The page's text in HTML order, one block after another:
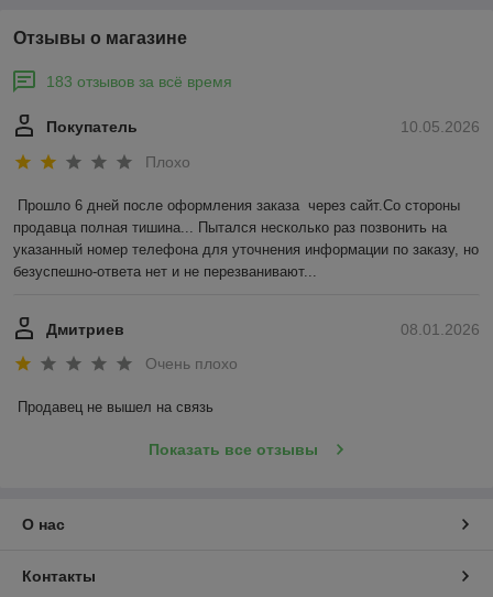
Отзывы о магазине
183 отзывов за всё время
10.05.2026
Покупатель
Плохо
Прошло 6 дней после оформления заказа  через сайт.Со стороны
продавца полная тишина... Пытался несколько раз позвонить на
указанный номер телефона для уточнения информации по заказу, но
безуспешно-ответа нет и не перезванивают...
08.01.2026
Дмитриев
Очень плохо
Продавец не вышел на связь
Показать все отзывы
О нас
Контакты